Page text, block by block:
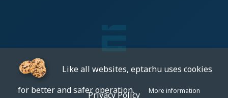
Privacy Policy
Like all websites, eptar.hu uses cookies
for better and safer operation.
More information